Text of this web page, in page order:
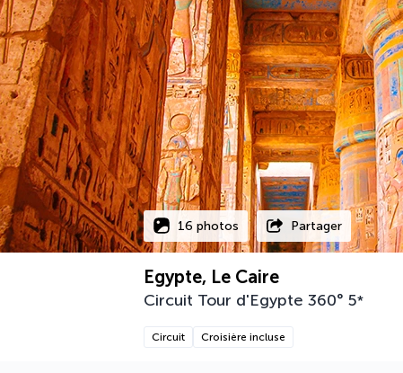
16 photos Partager
Egypte, Le Caire
Circuit Tour d'Egypte 360° 5*
Circuit Croisière incluse